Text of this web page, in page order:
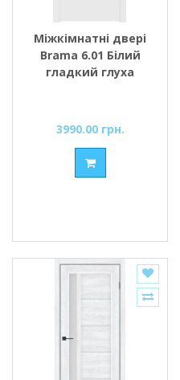
Міжкімнатні двері
Brama 6.01 Білий
гладкий глуха
3990.00 грн.